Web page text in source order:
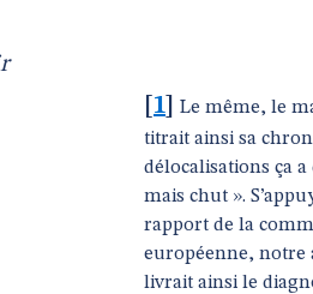
1
Le même, le
titrait ainsi sa
délocalisations ça a
mais chut ».
rapport de la
européenne, notre
livrait ainsi le